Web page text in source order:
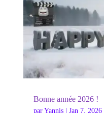
Bonne année 2026 !
par Yannis| Jan 7, 2026|